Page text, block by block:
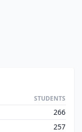
STUDENTS
266
257